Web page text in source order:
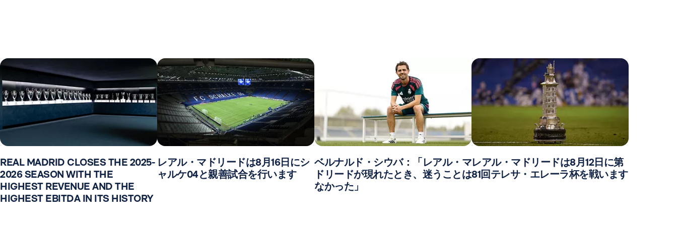
REAL MADRID CLOSES THE 2025-
2026 SEASON WITH THE
HIGHEST REVENUE AND THE
HIGHEST EBITDA IN ITS HISTORY
レアル・マドリードは8月16日にシ
ャルケ04と親善試合を行います
ベルナルド・シウバ：「レアル・マ
ドリードが現れたとき、迷うことは
なかった」
レアル・マドリードは8月12日に第
81回テレサ・エレーラ杯を戦います